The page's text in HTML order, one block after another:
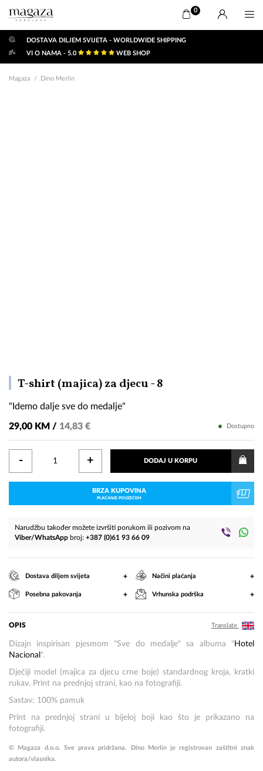
0
DOSTAVA DILJEM SVIJETA - WORLDWIDE SHIPPING
VI O NAMA - 5.0
WEB SHOP
Magaza Dino Merlin
T-shirt (majica) za djecu - 8
medalje"
"Idemo dalje sve do medalje"
29,00 KM / 14,83 € Dostupno
- + DODAJ U KORPU
BRZA KUPOVINA
PLAĆANJE POUZEĆEM
Narudžbu također možete izvršiti porukom ili pozivom na
Viber/WhatsApp broj: +387 (0)61 93 66 09
Dostava diljem svijeta + Načini plaćanja +
Posebna pakovanja + Vrhunska podrška +
OPIS Translate
Dizajn inspirisan pjesmom "Sve do medalje" sa albuma "Hotel
Nacional ".
Dječiji model (majica za djecu crne boje) standardnog kroja, kratki
rukav. Print na prednjoj strani, kao na fotografiji.
Sastav: 100% pamuk
Print na prednjoj strani u bijeloj boji kao što je prikazano na
fotografiji.
© Magaza d.o.o. Sve prava pridržana. Dino Merlin je registrovan zaštitni znak
autora/vlasnika.